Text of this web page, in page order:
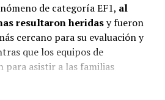
de categoría EF1, al
resultaron heridasy fueron
cercano para su evaluación y
que los equipos de
para asistir a las familias